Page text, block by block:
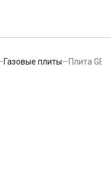
Газовые плиты—Плита